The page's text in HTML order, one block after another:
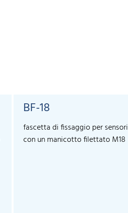
BF-18
fascetta di fissaggio per sensori
con un manicotto filettato M18